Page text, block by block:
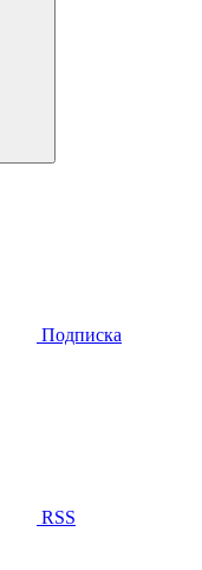
Подписка
RSS